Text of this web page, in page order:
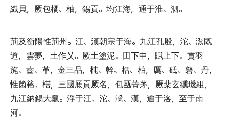
織貝， 厥包橘、 柚， 錫貢。 均江海， 通于淮、 泗。
荊及衡陽惟荊州 。 江、 漢朝宗于海。 九江孔殷， 沱、 灊既
道， 雲夢， 土作乂 。 厥土塗泥。 田下中， 賦上下。 貢羽
旄、 齒、 革， 金三品， 杶、 幹、 栝、 柏， 厲、 砥、 砮、 丹，
惟箘簵、 楛， 三國厎貢厥名， 包匭菁茅， 厥棐玄纁璣組，
九江納錫大龜。 浮于江、 沱、 灊、 漢， 逾于洛， 至于南
河。